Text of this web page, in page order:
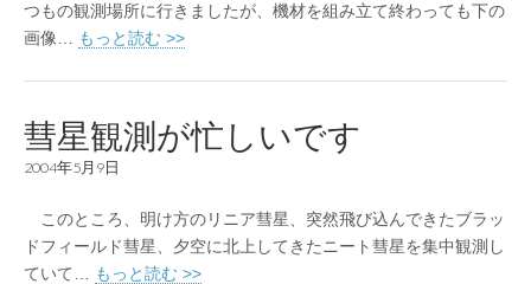
つもの観測場所に行きましたが、機材を組み立て終わっても下の
画像…
もっと読む >>
彗星観測が忙しいです
2004年5月9日
このところ、明け方のリニア彗星、突然飛び込んできたブラッ
ドフィールド彗星、夕空に北上してきたニート彗星を集中観測し
ていて…
もっと読む >>